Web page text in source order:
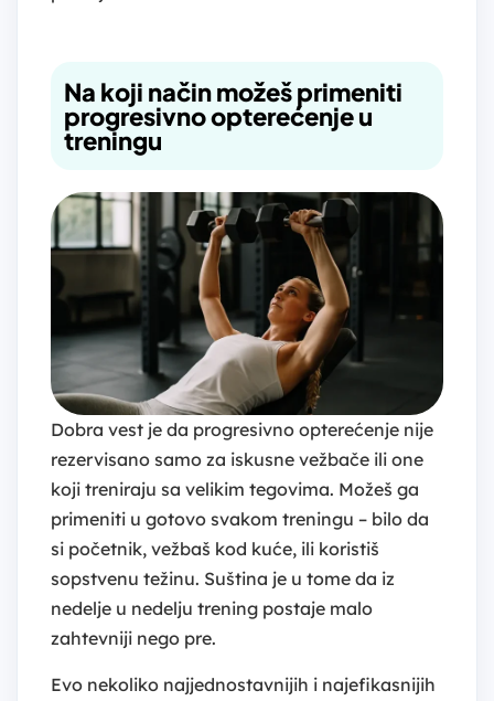
Na koji način možeš primeniti
progresivno opterećenje u
treningu
Dobra vest je da progresivno opterećenje nije
rezervisano samo za iskusne vežbače ili one
koji treniraju sa velikim tegovima. Možeš ga
primeniti u gotovo svakom treningu – bilo da
si početnik, vežbaš kod kuće, ili koristiš
sopstvenu težinu. Suština je u tome da iz
nedelje u nedelju trening postaje malo
zahtevniji nego pre.
Evo nekoliko najjednostavnijih i najefikasnijih